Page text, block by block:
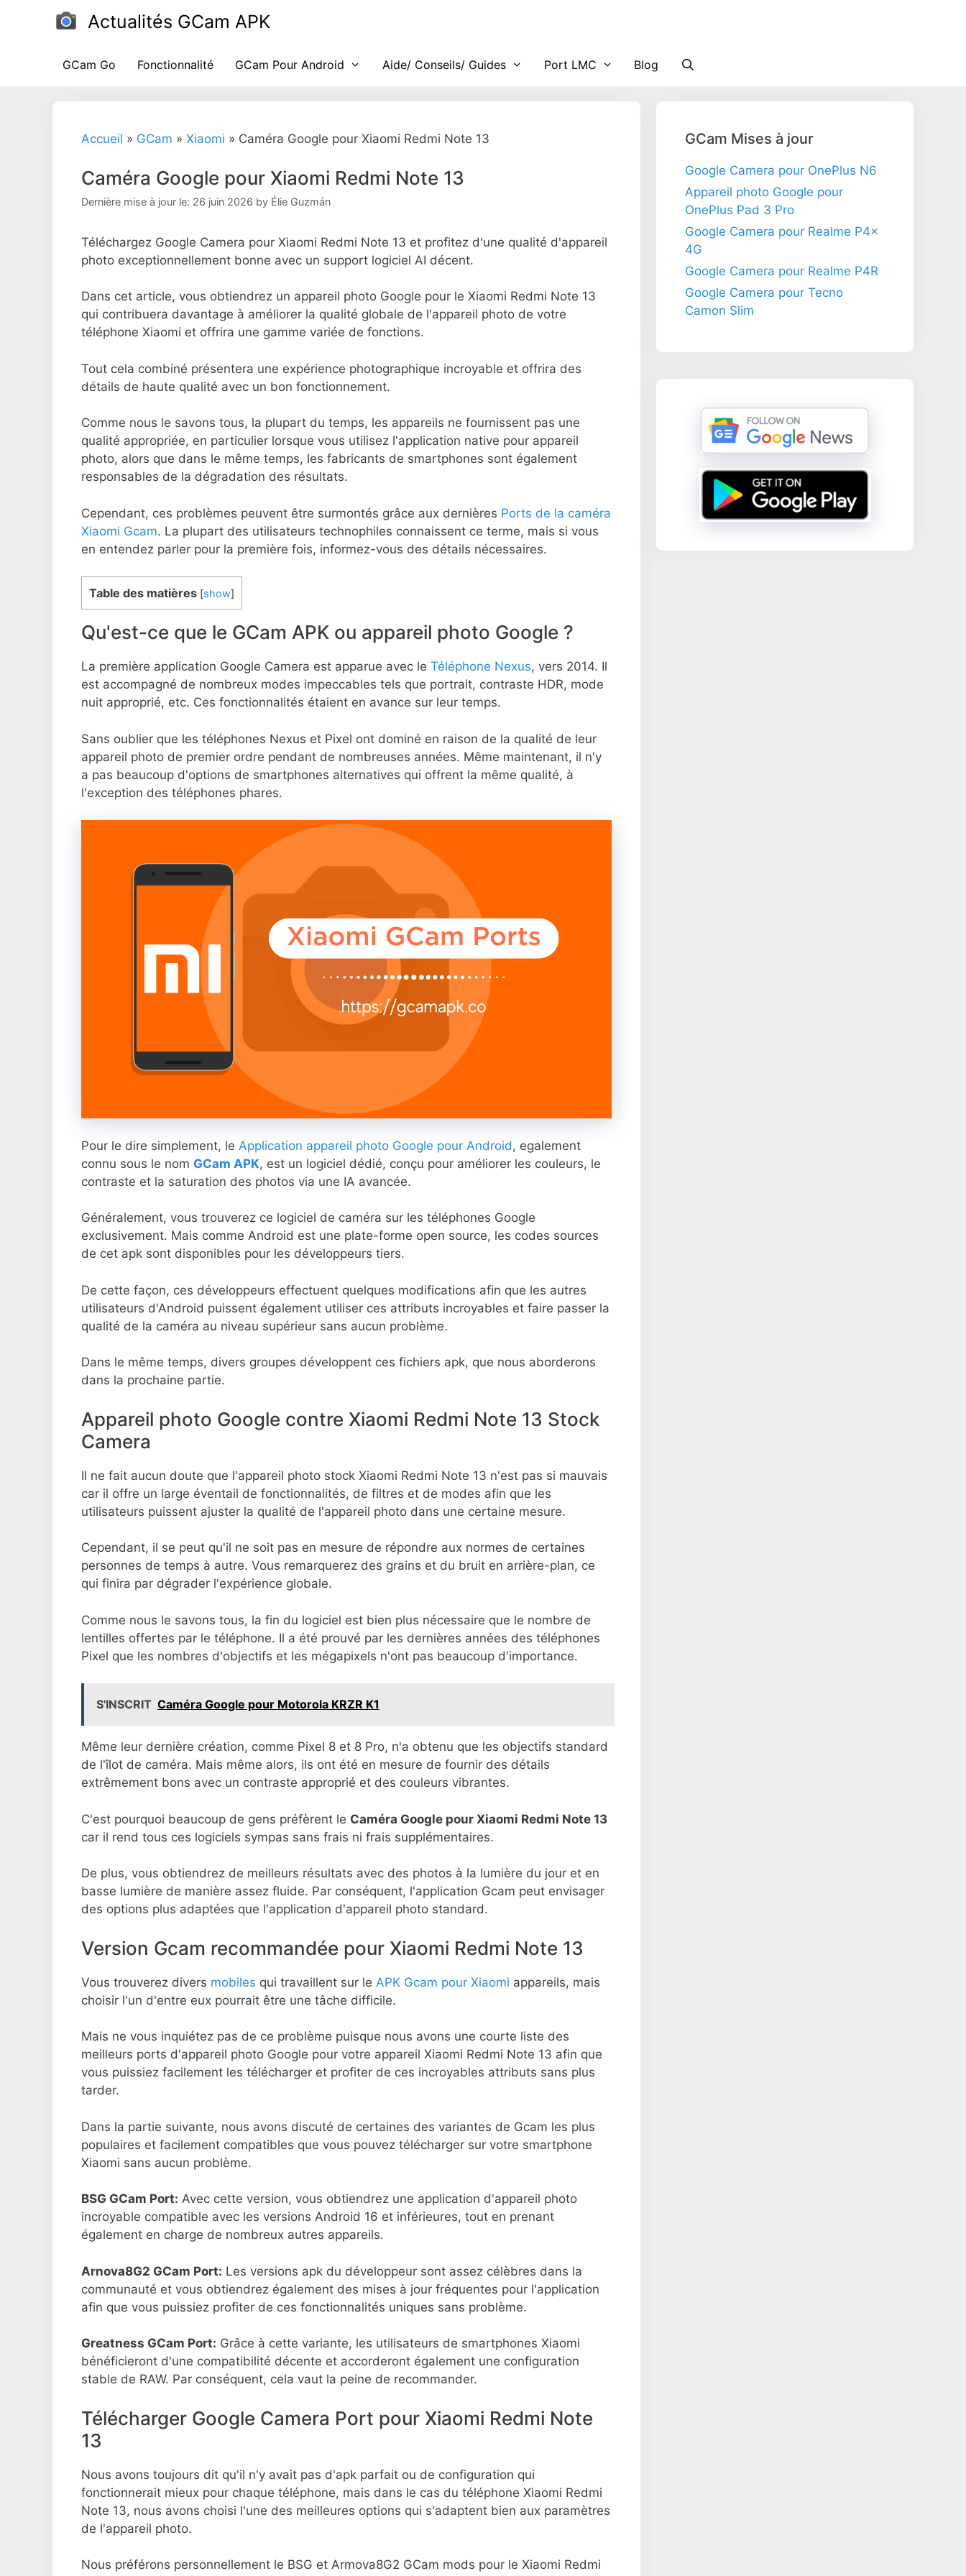
Actualités GCam APK
GCam Go Fonctionnalité GCam Pour Android Aide/ Conseils/ Guides Port LMC Blog
Accueil » GCam » Xiaomi » Caméra Google pour Xiaomi Redmi Note 13
Caméra Google pour Xiaomi Redmi Note 13
Dernière mise à jour le: 26 juin 2026 by Élie Guzmán
Téléchargez Google Camera pour Xiaomi Redmi Note 13 et profitez d'une qualité d'appareil
photo exceptionnellement bonne avec un support logiciel AI décent.
Dans cet article, vous obtiendrez un appareil photo Google pour le Xiaomi Redmi Note 13
qui contribuera davantage à améliorer la qualité globale de l'appareil photo de votre
téléphone Xiaomi et offrira une gamme variée de fonctions.
Tout cela combiné présentera une expérience photographique incroyable et offrira des
détails de haute qualité avec un bon fonctionnement.
Comme nous le savons tous, la plupart du temps, les appareils ne fournissent pas une
qualité appropriée, en particulier lorsque vous utilisez l'application native pour appareil
photo, alors que dans le même temps, les fabricants de smartphones sont également
responsables de la dégradation des résultats.
Cependant, ces problèmes peuvent être surmontés grâce aux dernières Ports de la caméra
Xiaomi Gcam. La plupart des utilisateurs technophiles connaissent ce terme, mais si vous
en entendez parler pour la première fois, informez-vous des détails nécessaires.
Table des matières [show]
Qu'est-ce que le GCam APK ou appareil photo Google ?
La première application Google Camera est apparue avec le Téléphone Nexus, vers 2014. Il
est accompagné de nombreux modes impeccables tels que portrait, contraste HDR, mode
nuit approprié, etc. Ces fonctionnalités étaient en avance sur leur temps.
Sans oublier que les téléphones Nexus et Pixel ont dominé en raison de la qualité de leur
appareil photo de premier ordre pendant de nombreuses années. Même maintenant, il n'y
a pas beaucoup d'options de smartphones alternatives qui offrent la même qualité, à
l'exception des téléphones phares.
Pour le dire simplement, le Application appareil photo Google pour Android , egalement
connu sous le nom GCam APK, est un logiciel dédié, conçu pour améliorer les couleurs, le
contraste et la saturation des photos via une IA avancée.
Généralement, vous trouverez ce logiciel de caméra sur les téléphones Google
exclusivement. Mais comme Android est une plate-forme open source, les codes sources
de cet apk sont disponibles pour les développeurs tiers.
De cette façon, ces développeurs effectuent quelques modifications afin que les autres
utilisateurs d'Android puissent également utiliser ces attributs incroyables et faire passer la
qualité de la caméra au niveau supérieur sans aucun problème.
Dans le même temps, divers groupes développent ces fichiers apk, que nous aborderons
dans la prochaine partie.
Appareil photo Google contre Xiaomi Redmi Note 13 Stock
Camera
Il ne fait aucun doute que l'appareil photo stock Xiaomi Redmi Note 13 n'est pas si mauvais
car il offre un large éventail de fonctionnalités, de filtres et de modes afin que les
utilisateurs puissent ajuster la qualité de l'appareil photo dans une certaine mesure.
Cependant, il se peut qu'il ne soit pas en mesure de répondre aux normes de certaines
personnes de temps à autre. Vous remarquerez des grains et du bruit en arrière-plan, ce
qui finira par dégrader l'expérience globale.
Comme nous le savons tous, la fin du logiciel est bien plus nécessaire que le nombre de
lentilles offertes par le téléphone. Il a été prouvé par les dernières années des téléphones
Pixel que les nombres d'objectifs et les mégapixels n'ont pas beaucoup d'importance.
S'INSCRIT Caméra Google pour Motorola KRZR K1
Même leur dernière création, comme Pixel 8 et 8 Pro, n'a obtenu que les objectifs standard
de l'îlot de caméra. Mais même alors, ils ont été en mesure de fournir des détails
extrêmement bons avec un contraste approprié et des couleurs vibrantes.
C'est pourquoi beaucoup de gens préfèrent le Caméra Google pour Xiaomi Redmi Note 13
car il rend tous ces logiciels sympas sans frais ni frais supplémentaires.
De plus, vous obtiendrez de meilleurs résultats avec des photos à la lumière du jour et en
basse lumière de manière assez fluide. Par conséquent, l'application Gcam peut envisager
des options plus adaptées que l'application d'appareil photo standard.
Version Gcam recommandée pour Xiaomi Redmi Note 13
Vous trouverez divers mobiles qui travaillent sur le APK Gcam pour Xiaomi appareils, mais
choisir l'un d'entre eux pourrait être une tâche difficile.
Mais ne vous inquiétez pas de ce problème puisque nous avons une courte liste des
meilleurs ports d'appareil photo Google pour votre appareil Xiaomi Redmi Note 13 afin que
vous puissiez facilement les télécharger et profiter de ces incroyables attributs sans plus
tarder.
Dans la partie suivante, nous avons discuté de certaines des variantes de Gcam les plus
populaires et facilement compatibles que vous pouvez télécharger sur votre smartphone
Xiaomi sans aucun problème.
BSG GCam Port: Avec cette version, vous obtiendrez une application d'appareil photo
incroyable compatible avec les versions Android 16 et inférieures, tout en prenant
également en charge de nombreux autres appareils.
Arnova8G2 GCam Port: Les versions apk du développeur sont assez célèbres dans la
communauté et vous obtiendrez également des mises à jour fréquentes pour l'application
afin que vous puissiez profiter de ces fonctionnalités uniques sans problème.
Greatness GCam Port: Grâce à cette variante, les utilisateurs de smartphones Xiaomi
bénéficieront d'une compatibilité décente et accorderont également une configuration
stable de RAW. Par conséquent, cela vaut la peine de recommander.
Télécharger Google Camera Port pour Xiaomi Redmi Note
13
Nous avons toujours dit qu'il n'y avait pas d'apk parfait ou de configuration qui
fonctionnerait mieux pour chaque téléphone, mais dans le cas du téléphone Xiaomi Redmi
Note 13, nous avons choisi l'une des meilleures options qui s'adaptent bien aux paramètres
de l'appareil photo.
Nous préférons personnellement le BSG et Armova8G2 GCam mods pour le Xiaomi Redmi
GCam Mises à jour
Google Camera pour OnePlus N6
Appareil photo Google pour
OnePlus Pad 3 Pro
Google Camera pour Realme P4x
4G
Google Camera pour Realme P4R
Google Camera pour Tecno
Camon Slim